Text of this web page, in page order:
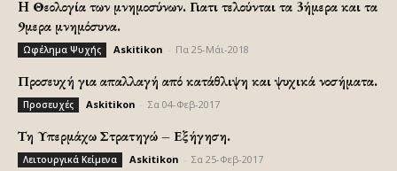
H Θεολογία των μνημοσύνων. Γιατι τελούνται τα 3ήμερα και τα
9μερα μνημόσυνα.
Ωφέλημα Ψυχής Askitikon Πα 25-Μάι-2018
Προσευχή για απαλλαγή από κατάθλιψη και ψυχικά νοσήματα.
Προσευχές Askitikon Σα 04-Φεβ-2017
Τη Υπερμάχω Στρατηγώ – Εξήγηση.
Λειτουργικά Κείμενα Askitikon Σα 25-Φεβ-2017